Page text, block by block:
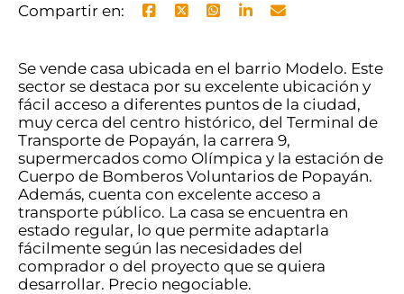
Compartir en:
Se vende casa ubicada en el barrio Modelo. Este
sector se destaca por su excelente ubicación y
fácil acceso a diferentes puntos de la ciudad,
muy cerca del centro histórico, del Terminal de
Transporte de Popayán, la carrera 9,
supermercados como Olímpica y la estación de
Cuerpo de Bomberos Voluntarios de Popayán.
Además, cuenta con excelente acceso a
transporte público. La casa se encuentra en
estado regular, lo que permite adaptarla
fácilmente según las necesidades del
comprador o del proyecto que se quiera
desarrollar. Precio negociable.